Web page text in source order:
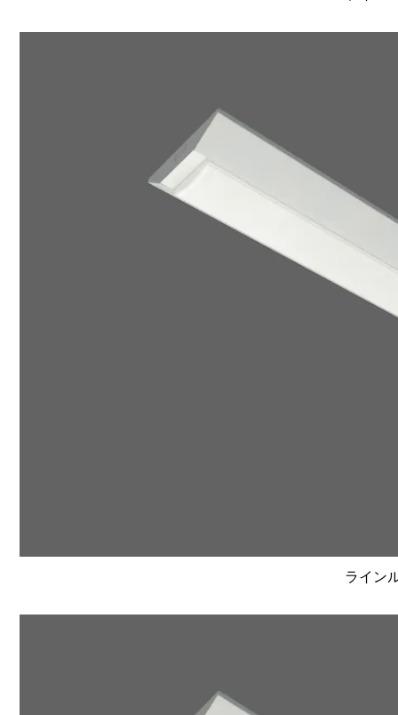
ライン